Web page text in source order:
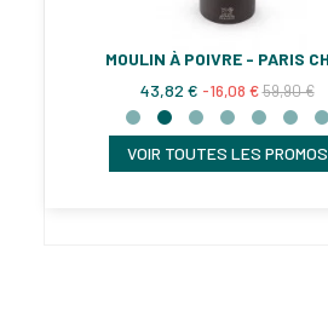
43,82 € -16,08 €59,90 €
VOIR TOUTES LES PROMOS